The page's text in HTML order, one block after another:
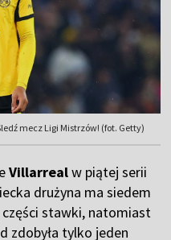
mecz Ligi Mistrzów! (fot. Getty)
Villarrealw piątej serii
drużyna ma siedem
stawki, natomiast
zdobyła tylko jeden